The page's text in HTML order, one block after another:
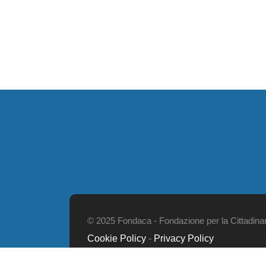
© 2025 Fondaca - Fondazione per la
Cookie Policy - Privacy Policy